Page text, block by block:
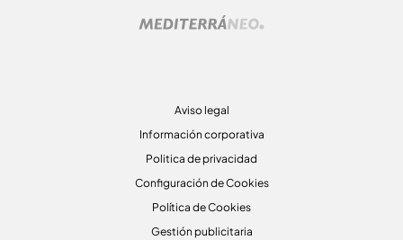
Aviso legal
Información corporativa
Politica de privacidad
Configuración de Cookies
Política de Cookies
Gestión publicitaria